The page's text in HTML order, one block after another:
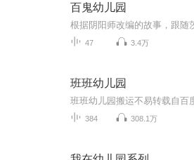
百鬼幼儿园
47 3.4万
班班幼儿园
384 308.1万